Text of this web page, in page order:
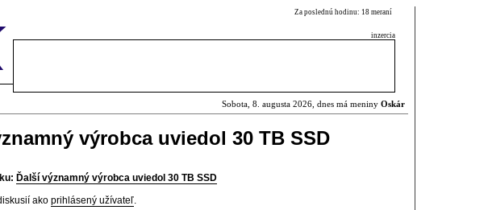
Za poslednú hodinu: 18 meraní
inzercia
Sobota, 8. augusta 2026, dnes má meniny Oskár
výrobca uviedol 30 TB SSD
Ďalší významný výrobca uviedol 30 TB SSD
ako prihlásený užívateľ.